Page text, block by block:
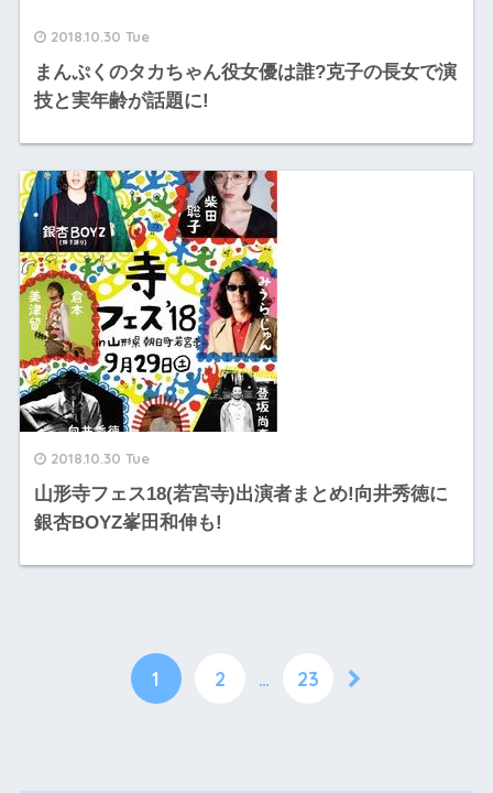
2018.10.30 Tue
まんぷくのタカちゃん役女優は誰?克子の長女で演
技と実年齢が話題に!
2018.10.30 Tue
山形寺フェス18(若宮寺)出演者まとめ!向井秀徳に
銀杏BOYZ峯田和伸も!
1 2 … 23